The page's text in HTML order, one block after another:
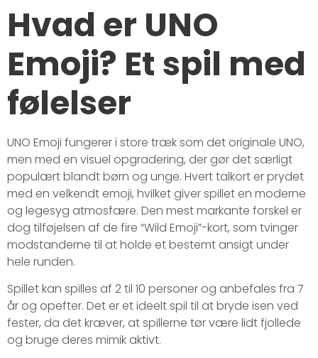
Hvad er UNO
Emoji? Et spil med
følelser
UNO Emoji fungerer i store træk som det originale UNO,
men med en visuel opgradering, der gør det særligt
populært blandt børn og unge. Hvert talkort er prydet
med en velkendt emoji, hvilket giver spillet en moderne
og legesyg atmosfære. Den mest markante forskel er
dog tilføjelsen af de fire “Wild Emoji”-kort, som tvinger
modstanderne til at holde et bestemt ansigt under
hele runden.
Spillet kan spilles af 2 til 10 personer og anbefales fra 7
år og opefter. Det er et ideelt spil til at bryde isen ved
fester, da det kræver, at spillerne tør være lidt fjollede
og bruge deres mimik aktivt.